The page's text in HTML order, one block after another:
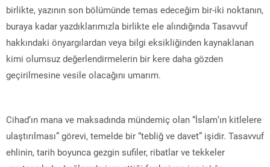
birlikte, yazının son bölümünde temas edeceğim bir-iki noktanın,
buraya kadar yazdıklarımızla birlikte ele alındığında Tasavvuf
hakkındaki önyargılardan veya bilgi eksikliğinden kaynaklanan
kimi olumsuz değerlendirmelerin bir kere daha gözden
geçirilmesine vesile olacağını umarım.
Cihad‘ın mana ve maksadında mündemiç olan “İslam‘ın kitlelere
ulaştırılması” görevi, temelde bir “tebliğ ve davet” işidir. Tasavvuf
ehlinin, tarih boyunca gezgin sufiler, ribatlar ve tekkeler